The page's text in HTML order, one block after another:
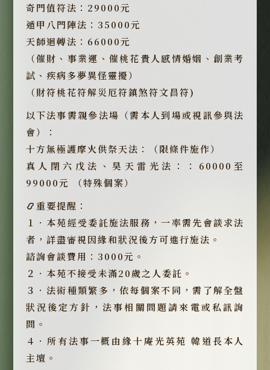
奇門值符法：29000元
遁甲八門陣法：35000元
天師迴轉法：66000元
（催財、事業運、催桃花貴人感情婚姻、創業考
試、疾病多夢異怪靈擾）
（財符桃花符解災厄符鎮煞符文昌符)
以下法事需親參法場（需本人到場或視訊參與法
會）：
十方無極護摩火供祭天法：（限條件施作）
真人閉六戊法、昊天雷光法：：60000至
99000元 （特殊個案）
📿重要提醒：
１．本苑經受委託施法服務，一率需先會談求法
者，詳盡審視因緣和狀況後方可進行施法。
諮詢會談費用：3000元。
２．本苑不接受未滿20歲之人委託。
３．法術種類繁多，依每個案不同，需了解全盤
狀況後定方針，法事相關問題請來電或私訊詢
問。
４．所有法事一概由緣十庵光英苑 韓道長本人
主壇。